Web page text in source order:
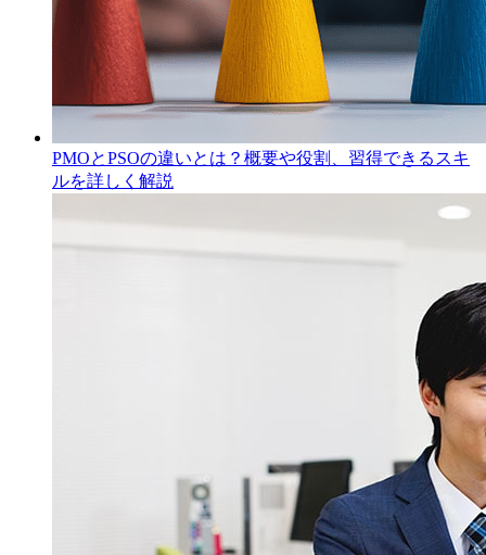
PMOとPSOの違いとは？概要や役割、習得できるスキ
ルを詳しく解説